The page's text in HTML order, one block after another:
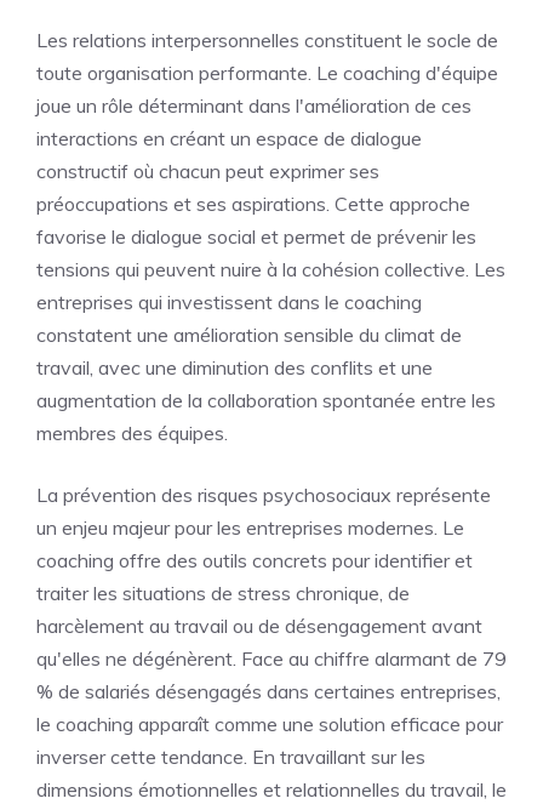
Les relations interpersonnelles constituent le socle de
toute organisation performante. Le coaching d'équipe
joue un rôle déterminant dans l'amélioration de ces
interactions en créant un espace de dialogue
constructif où chacun peut exprimer ses
préoccupations et ses aspirations. Cette approche
favorise le dialogue social et permet de prévenir les
tensions qui peuvent nuire à la cohésion collective. Les
entreprises qui investissent dans le coaching
constatent une amélioration sensible du climat de
travail, avec une diminution des conflits et une
augmentation de la collaboration spontanée entre les
membres des équipes.
La prévention des risques psychosociaux représente
un enjeu majeur pour les entreprises modernes. Le
coaching offre des outils concrets pour identifier et
traiter les situations de stress chronique, de
harcèlement au travail ou de désengagement avant
qu'elles ne dégénèrent. Face au chiffre alarmant de 79
% de salariés désengagés dans certaines entreprises,
le coaching apparaît comme une solution efficace pour
inverser cette tendance. En travaillant sur les
dimensions émotionnelles et relationnelles du travail, le